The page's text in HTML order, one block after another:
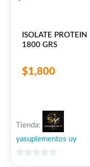
ISOLATE PROTEIN
1800 GRS
$1,800
Tienda:
yasuplementos uy